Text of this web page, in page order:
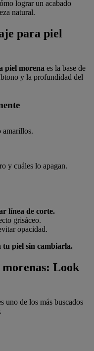
lograr un acabado
natural.
para piel
piel morena es la base de
y la profundidad del
amarillos.
y cuáles lo apagan.
línea de corte.
grisáceo.
opacidad.
tu piel sin cambiarla.
Look
uno de los más buscados